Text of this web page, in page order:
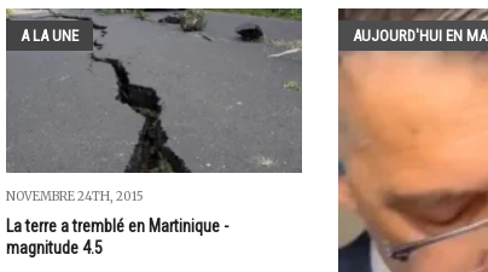
A LA UNE
NOVEMBRE 24TH, 2015
La terre a tremblé en Martinique -
magnitude 4.5
AUJOURD'HUI EN